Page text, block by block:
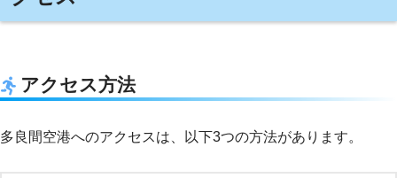
アクセス方法
多良間空港へのアクセスは、以下3つの方法があります。